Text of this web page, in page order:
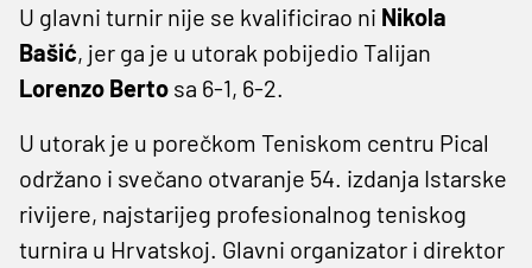
U glavni turnir nije se kvalificirao ni Nikola
Bašić, jer ga je u utorak pobijedio Talijan
Lorenzo Berto sa 6-1, 6-2.
U utorak je u porečkom Teniskom centru Pical
održano i svečano otvaranje 54. izdanja Istarske
rivijere, najstarijeg profesionalnog teniskog
turnira u Hrvatskoj. Glavni organizator i direktor